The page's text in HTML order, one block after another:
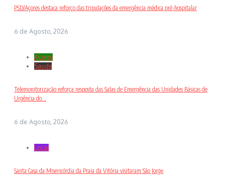
PSD/Açores destaca reforço das tripulações da emergência médica pré-hospitalar
6 de Agosto, 2026
Açores
Saude
Telemonitorização reforça resposta das Salas de Emergência das Unidades Básicas de
Urgência do...
6 de Agosto, 2026
Local
Santa Casa da Misericórdia da Praia da Vitória visitaram São Jorge